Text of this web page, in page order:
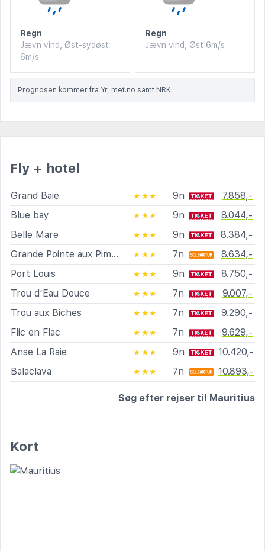
Regn
Jævn vind, Øst-sydøst
6m/s
Regn
Jævn vind, Øst 6m/s
Prognosen kommer fra Yr, met.no samt NRK.
Fly + hotel
Grand Baie ★★★ 9n
7.858,-
Blue bay
★★★ 9n
8.044,-
Belle Mare
★★★ 9n
8.384,-
Grande Pointe aux Piments
★★★ 7n
8.634,-
Port Louis
★★★ 9n
8.750,-
Trou d’Eau Douce
★★★ 7n
9.007,-
Trou aux Biches
★★★ 7n
9.290,-
Flic en Flac
★★★ 7n
9.629,-
Anse La Raie
★★★ 9n
10.420,-
Balaclava
★★★ 7n 10.893,-
Søg efter rejser til Mauritius
Kort